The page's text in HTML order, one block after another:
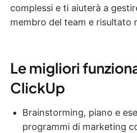
complessi e ti aiuterà a
membro del team e risultato
Le migliori
ClickUp
Brainstorming, piano e
programmi di marketing